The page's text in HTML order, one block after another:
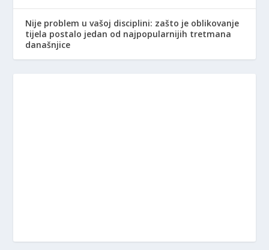
Nije problem u vašoj disciplini: zašto je oblikovanje
tijela postalo jedan od najpopularnijih tretmana
današnjice